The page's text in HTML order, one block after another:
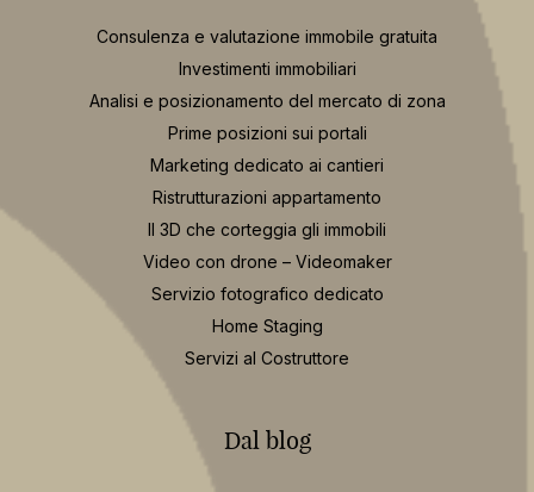
Consulenza e valutazione immobile gratuita
Investimenti immobiliari
Analisi e posizionamento del mercato di zona
Prime posizioni sui portali
Marketing dedicato ai cantieri
Ristrutturazioni appartamento
Il 3D che corteggia gli immobili
Video con drone – Videomaker
Servizio fotografico dedicato
Home Staging
Servizi al Costruttore
Dal blog